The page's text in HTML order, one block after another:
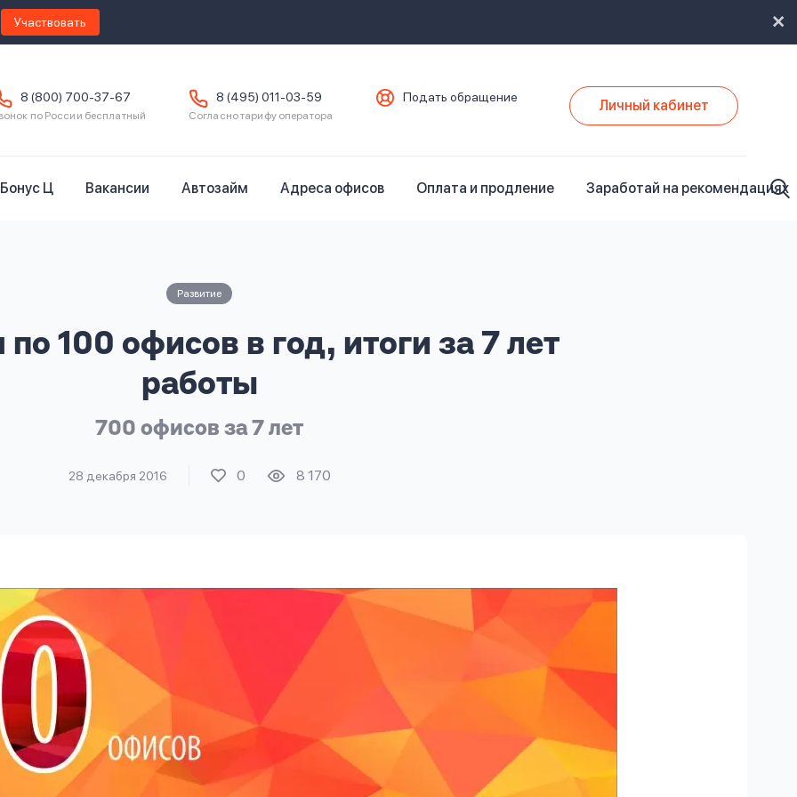
Участвовать
8 (800) 700-37-67
по России бесплатный
8 (495) 011-03-59
Согласно тарифу оператора
Подать обращение Личный кабинет
Бонус Ц Вакансии Автозайм Адреса офисов Оплата и продление Заработай на рекомендациях
Развитие
100 офисов в год, итоги за 7 лет
работы
700 офисов за 7 лет
28 декабря 2016 0 8 170